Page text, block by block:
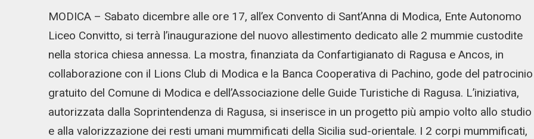
MODICA – Sabato dicembre alle ore 17, all’ex Convento di Sant’Anna di Modica, Ente Autonomo
Liceo Convitto, si terrà l’inaugurazione del nuovo allestimento dedicato alle 2 mummie custodite
nella storica chiesa annessa. La mostra, finanziata da Confartigianato di Ragusa e Ancos, in
collaborazione con il Lions Club di Modica e la Banca Cooperativa di Pachino, gode del patrocinio
gratuito del Comune di Modica e dell’Associazione delle Guide Turistiche di Ragusa. L’iniziativa,
autorizzata dalla Soprintendenza di Ragusa, si inserisce in un progetto più ampio volto allo studio
e alla valorizzazione dei resti umani mummificati della Sicilia sud-orientale. I 2 corpi mummificati,